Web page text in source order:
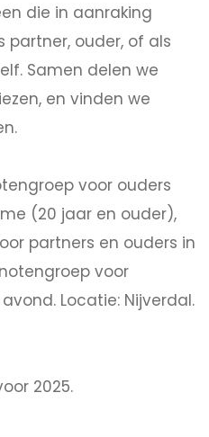
die in aanraking
ouder, of als
Samen delen we
en vinden we
voor ouders
(20 jaar en ouder),
partners en ouders in
voor
Locatie: Nijverdal.
2025.